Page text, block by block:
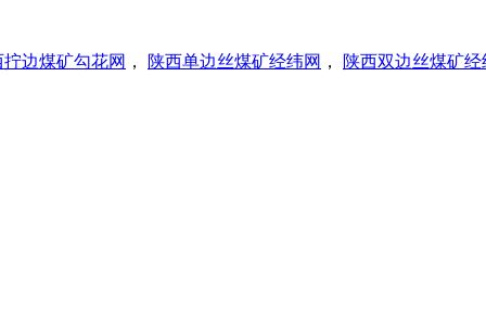
拧边煤矿勾花网 ， 陕西单边丝煤矿经纬网 ， 陕西双边丝煤矿经